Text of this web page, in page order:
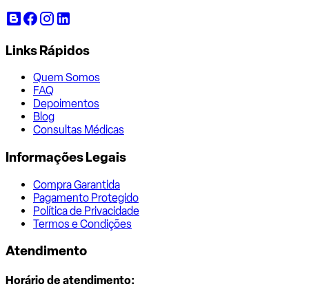
Links Rápidos
Quem Somos
FAQ
Depoimentos
Blog
Consultas Médicas
Informações Legais
Compra Garantida
Pagamento Protegido
Política de Privacidade
Termos e Condições
Atendimento
Horário de atendimento: